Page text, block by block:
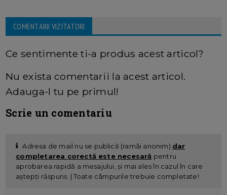
COMENTARII VIZITATORI
Ce sentimente ti-a produs acest articol?
Nu exista comentarii la acest articol.
Adauga-l tu pe primul!
Scrie un comentariu
Adresa de mail nu se publică (ramâi anonim) dar
completarea corectă este necesară pentru
aprobarea rapidă a mesajului, și mai ales în cazul în care
aștepți răspuns. | Toate câmpurile trebuie completate!